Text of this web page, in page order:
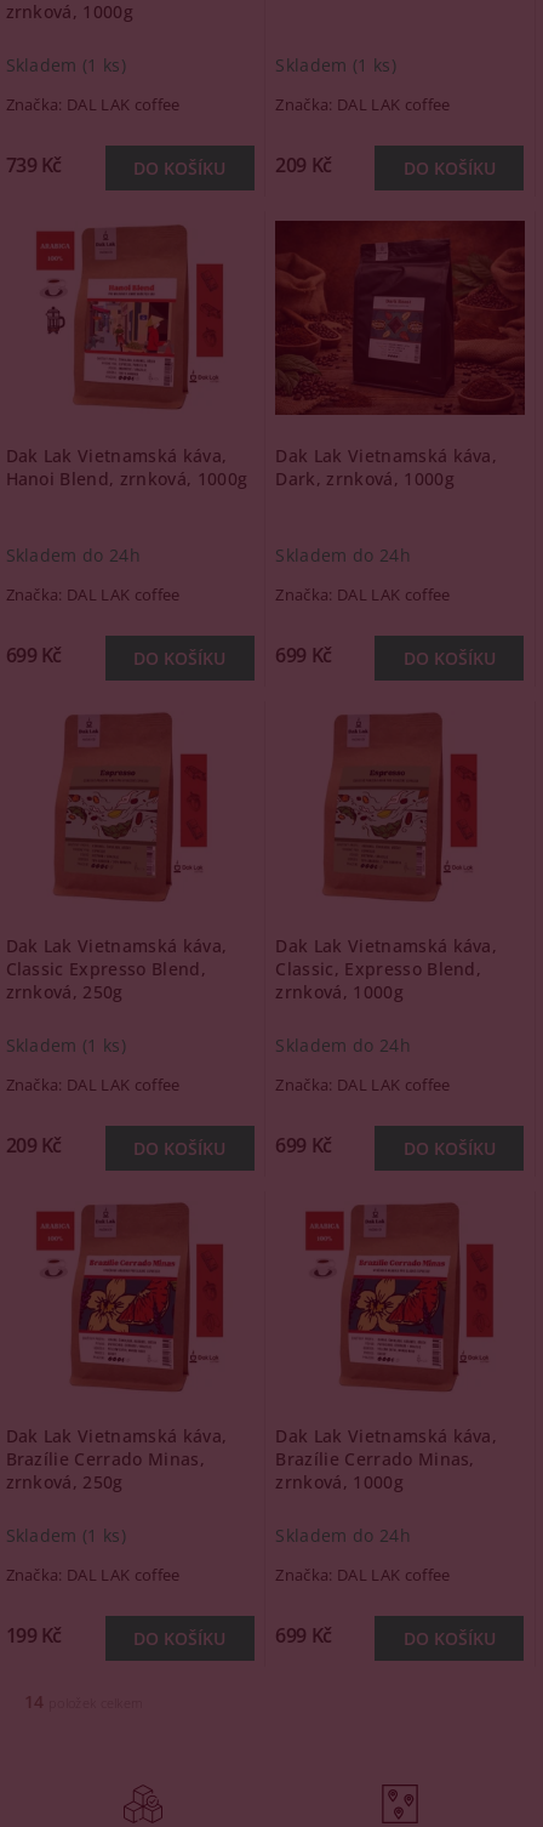
zrnková, 1000g
Skladem (1 ks)
Značka: DAL LAK coffee
739 Kč
Skladem (1 ks)
Značka: DAL LAK coffee
209 Kč
Dak Lak Vietnamská káva,
Hanoi Blend, zrnková, 1000g
Skladem do 24h
Značka: DAL LAK coffee
699 Kč
Dak Lak Vietnamská káva,
Dark, zrnková, 1000g
Skladem do 24h
Značka: DAL LAK coffee
699 Kč
Dak Lak Vietnamská káva,
Classic Expresso Blend,
zrnková, 250g
Skladem (1 ks)
Značka: DAL LAK coffee
209 Kč
Dak Lak Vietnamská káva,
Classic, Expresso Blend,
zrnková, 1000g
Skladem do 24h
Značka: DAL LAK coffee
699 Kč
Dak Lak Vietnamská káva,
Brazílie Cerrado Minas,
zrnková, 250g
Skladem (1 ks)
Značka: DAL LAK coffee
199 Kč
Dak Lak Vietnamská káva,
Brazílie Cerrado Minas,
zrnková, 1000g
Skladem do 24h
Značka: DAL LAK coffee
699 Kč
14